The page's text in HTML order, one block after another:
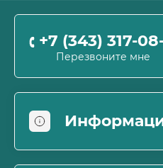
+7 (343) 317-08-
Перезвоните мне